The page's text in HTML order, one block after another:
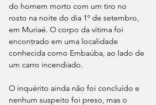
do homem morto com um tiro no
rosto na noite do dia 1º de setembro,
em Muriaé. O corpo da vítima foi
encontrado em uma localidade
conhecida como Embaúba, ao lado de
um carro incendiado.
O inquérito ainda não foi concluído e
nenhum suspeito foi preso, mas o